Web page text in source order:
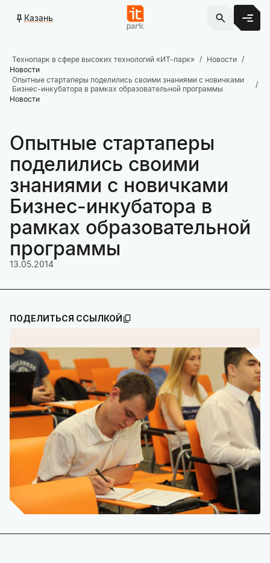
Казань
Технопарк в сфере высоких технологий «ИТ-парк»
Новости
Новости
Опытные стартаперы поделились своими знаниями с новичками
Бизнес-инкубатора в рамках образовательной программы
Новости
Опытные стартаперы
поделились своими
знаниями с новичками
Бизнес-инкубатора в
рамках образовательной
программы
13.05.2014
ПОДЕЛИТЬСЯ ССЫЛКОЙ